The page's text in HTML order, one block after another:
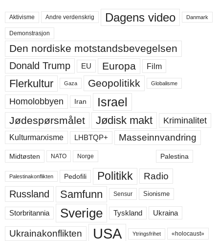
Aktivisme Andre verdenskrig Dagens video Danmark
Demonstrasjon
Den nordiske motstandsbevegelsen
Donald Trump EU Europa Film
Flerkultur Gaza Geopolitikk Globalisme
Homolobbyen Iran Israel
Jødespørsmålet Jødisk makt Kriminalitet
Kulturmarxisme LHBTQP+ Masseinnvandring
Midtøsten NATO Norge Palestina
Palestinakonflikten Pedofili Politikk Radio
Russland Samfunn Sensur Sionisme
Storbritannia Sverige Tyskland Ukraina
Ukrainakonflikten USA Ytringsfrihet «holocaust»